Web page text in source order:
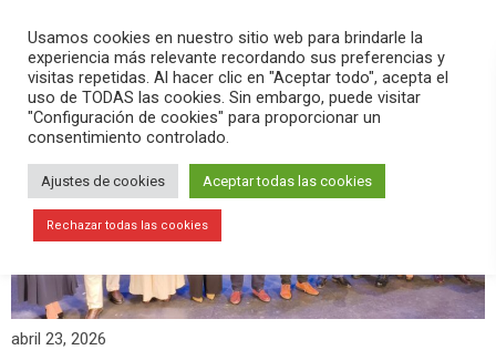
search menu pause PLAY
abril 23, 2026
Usamos cookies en nuestro sitio web para brindarle la
experiencia más relevante recordando sus preferencias y
visitas repetidas. Al hacer clic en "Aceptar todo", acepta el
uso de TODAS las cookies. Sin embargo, puede visitar
"Configuración de cookies" para proporcionar un
consentimiento controlado.
Ajustes de cookies Aceptar todas las cookies
Rechazar todas las cookies